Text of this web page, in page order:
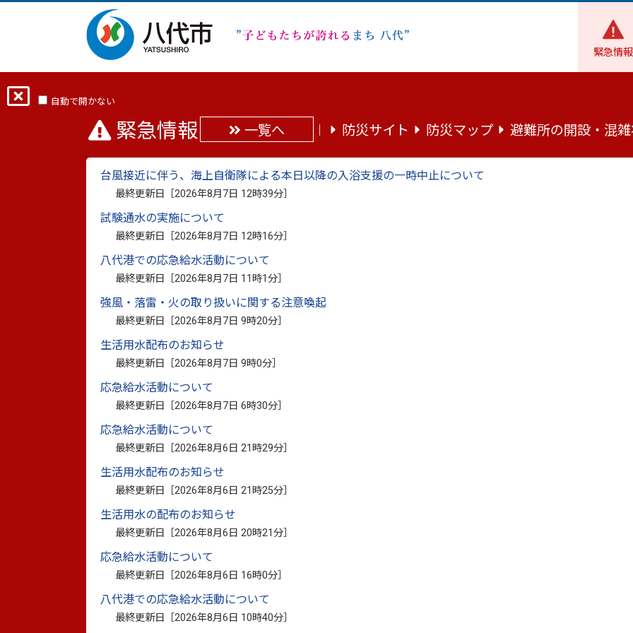
緊急情報
自動で開かない
緊急情報 一覧へ 防災サイト 防災マップ 避難所の開設・混
台風接近に伴う、海上自衛隊による本日以降の入浴支援の一時中止について
最終更新日［2026年8月7日 12時39分
試験通水の実施について
最終更新日［2026年8月7日 12時16分
八代港での応急給水活動について
最終更新日［2026年8月7日 11時1分
強風・落雷・火の取り扱いに関する注意喚起
最終更新日［2026年8月7日 9時20分
生活用水配布のお知らせ
最終更新日［2026年8月7日 9時0分
応急給水活動について
最終更新日［2026年8月7日 6時30分
応急給水活動について
最終更新日［2026年8月6日 21時29分
生活用水配布のお知らせ
最終更新日［2026年8月6日 21時25分
生活用水の配布のお知らせ
最終更新日［2026年8月6日 20時21分
応急給水活動について
最終更新日［2026年8月6日 16時0分
八代港での応急給水活動について
最終更新日［2026年8月6日 10時40分
八代市SDGsアクション宣言者を紹介します
最終更新日：2026年6月19日 印刷
「八代市SDGsアクション宣言」は、市内企業・団体等がSDGs達成に向けた取組を宣言し、市が広く情報
市内全域へSDGsの普及啓発を図る制度です。
緒に取り組みましょう！
「八代市SDGsアクション宣言」についてはこちら→
す
※宣言者の取組内容は、以下の「宣言書」をご覧ください。
宣言証
番号
企業・団体等の名称
1 有限会社小林電工
2 角坂設備株式会社 （外部リンク）